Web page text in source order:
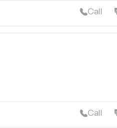
Call
Call